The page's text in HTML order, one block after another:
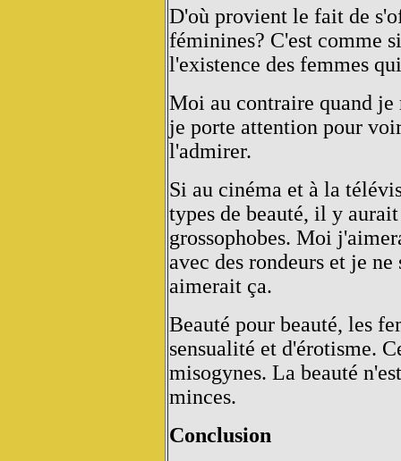
D'où provient le fait de
féminines? C'est comme
l'existence des femmes
Moi au contraire quand je
je porte attention pour
l'admirer.
Si au cinéma et à la
types de beauté, il y
grossophobes. Moi
avec des rondeurs et je
aimerait ça.
Beauté pour beauté, les
sensualité et d'érotisme.
misogynes. La beauté
minces.
Conclusion